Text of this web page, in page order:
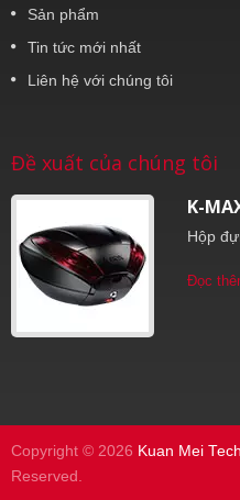
Sản phẩm
Tin tức mới nhất
Liên hệ với chúng tôi
Đề xuất của chúng tôi
K-
Hộp
Đọc
Copyright © 2026 Kuan Mei
Reserved.